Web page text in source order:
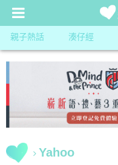
親子熱話 湊仔經
Yahoo